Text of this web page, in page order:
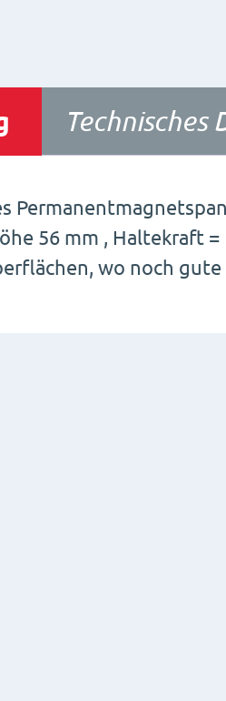
56 mm , Haltekraft
wo noch